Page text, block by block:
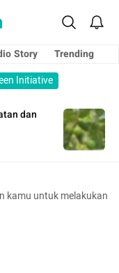
Story
Trending
Initiative
dan
kamu untuk melakukan